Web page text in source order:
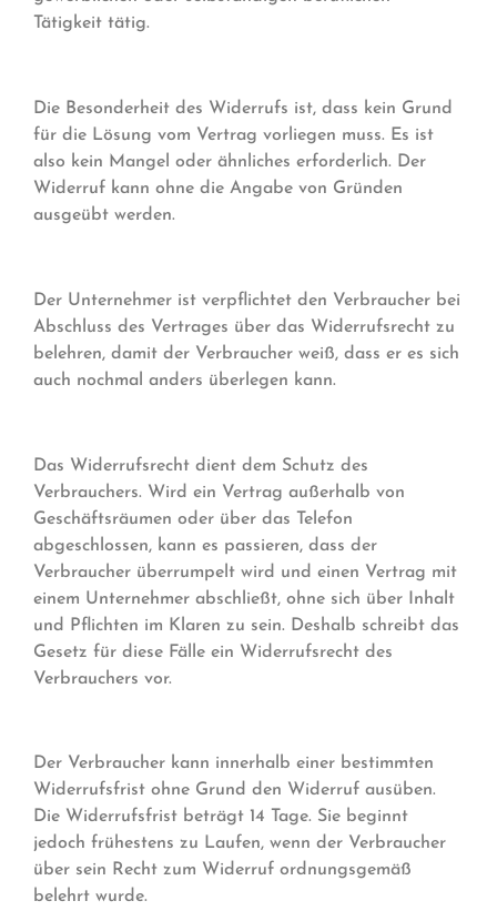
Tätigkeit tätig.
Die Besonderheit des Widerrufs ist, dass kein Grund
für die Lösung vom Vertrag vorliegen muss. Es ist
also kein Mangel oder ähnliches erforderlich. Der
Widerruf kann ohne die Angabe von Gründen
ausgeübt werden.
Der Unternehmer ist verpflichtet den Verbraucher bei
Abschluss des Vertrages über das Widerrufsrecht zu
belehren, damit der Verbraucher weiß, dass er es sich
auch nochmal anders überlegen kann.
Das Widerrufsrecht dient dem Schutz des
Verbrauchers. Wird ein Vertrag außerhalb von
Geschäftsräumen oder über das Telefon
abgeschlossen, kann es passieren, dass der
Verbraucher überrumpelt wird und einen Vertrag mit
einem Unternehmer abschließt, ohne sich über Inhalt
und Pflichten im Klaren zu sein. Deshalb schreibt das
Gesetz für diese Fälle ein Widerrufsrecht des
Verbrauchers vor.
Der Verbraucher kann innerhalb einer bestimmten
Widerrufsfrist ohne Grund den Widerruf ausüben.
Die Widerrufsfrist beträgt 14 Tage. Sie beginnt
jedoch frühestens zu Laufen, wenn der Verbraucher
über sein Recht zum Widerruf ordnungsgemäß
belehrt wurde.